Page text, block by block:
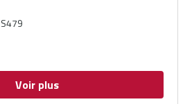
S479
Voir plus